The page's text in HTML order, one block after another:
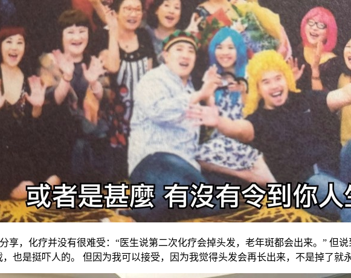
享，化疗并没有很难受：“医生说第二次化疗会掉头发，老年斑都会出来。” 但
也是挺吓人的。 但因为我可以接受，因为我觉得头发会再长出来，不是掉了就